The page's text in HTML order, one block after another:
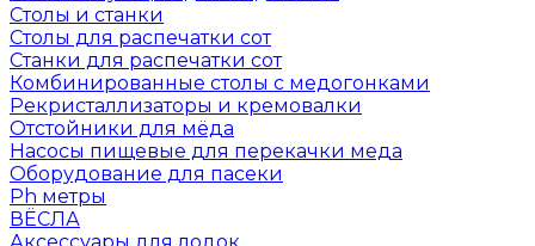
Столы и станки
Столы для распечатки сот
Станки для распечатки сот
Комбинированные столы с медогонками
Рекристаллизаторы и кремовалки
Отстойники для мёда
Насосы пищевые для перекачки меда
Оборудование для пасеки
Ph метры
ВЁСЛА